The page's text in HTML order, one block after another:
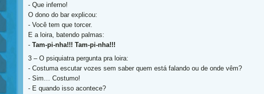
- Que inferno!
O dono do bar explicou:
- Você tem que torcer.
E a loira, batendo palmas:
- Tam-pi-nha!!! Tam-pi-nha!!!
3 – O psiquiatra pergunta pra loira:
- Costuma escutar vozes sem saber quem está falando ou de onde vêm?
- Sim… Costumo!
- E quando isso acontece?